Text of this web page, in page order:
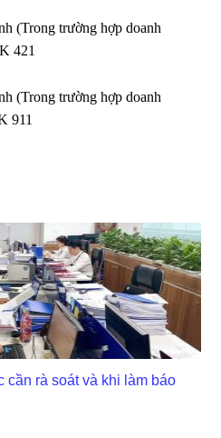
(Trong trường hợp doanh
421
(Trong trường hợp doanh
911
cần rà soát và khi làm báo